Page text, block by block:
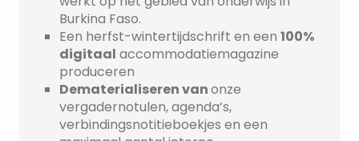
Burkina Faso.
Een herfst-wintertijdschrift en een 100%
digitaal accommodatiemagazine
produceren
Dematerialiseren vanonze
vergadernotulen, agenda’s,
verbindingsnotitieboekjes en een